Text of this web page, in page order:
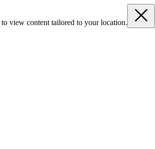
view content tailored to your location.